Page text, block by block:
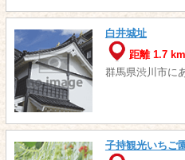
白井城址
距離 1.7 km
群馬県渋川市に
子持観光いちご